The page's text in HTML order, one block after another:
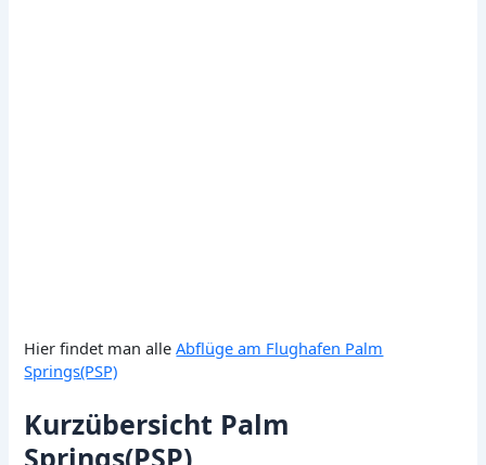
Hier findet man alleAbflüge am Flughafen Palm
Springs(PSP)
Kurzübersicht Palm
Springs(PSP)